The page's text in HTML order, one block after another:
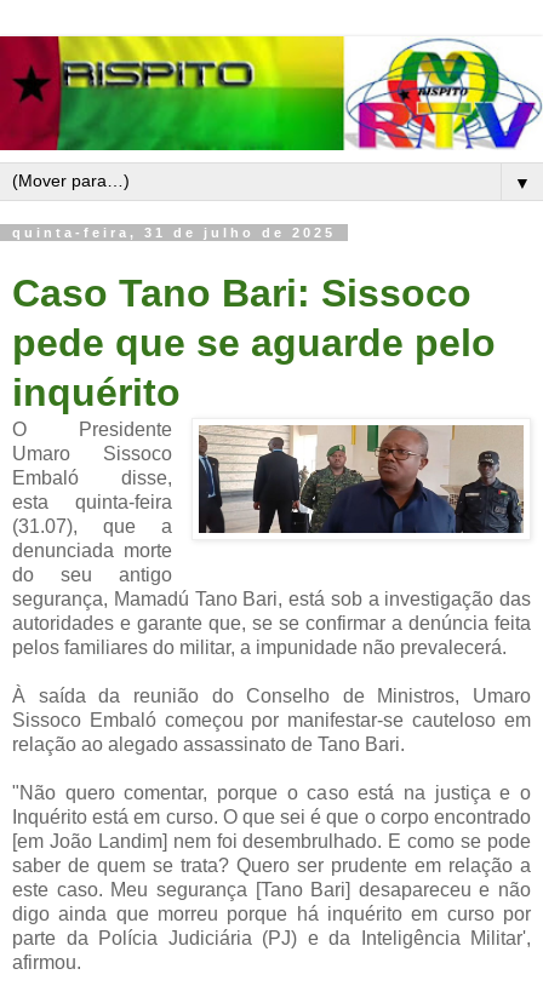
▼
quinta-feira, 31 de julho de 2025
Caso Tano Bari: Sissoco
pede que se aguarde pelo
inquérito
O Presidente
Umaro Sissoco
Embaló disse,
esta quinta-feira
(31.07), que a
denunciada morte
do seu antigo
segurança, Mamadú Tano Bari, está sob a investigação das
autoridades e garante que, se se confirmar a denúncia feita
pelos familiares do militar, a impunidade não prevalecerá.
À saída da reunião do Conselho de Ministros, Umaro
Sissoco Embaló começou por manifestar-se cauteloso em
relação ao alegado assassinato de Tano Bari.
"Não quero comentar, porque o caso está na justiça e o
Inquérito está em curso. O que sei é que o corpo encontrado
[em João Landim] nem foi desembrulhado. E como se pode
saber de quem se trata? Quero ser prudente em relação a
este caso. Meu segurança [Tano Bari] desapareceu e não
digo ainda que morreu porque há inquérito em curso por
parte da Polícia Judiciária (PJ) e da Inteligência Militar',
afirmou.